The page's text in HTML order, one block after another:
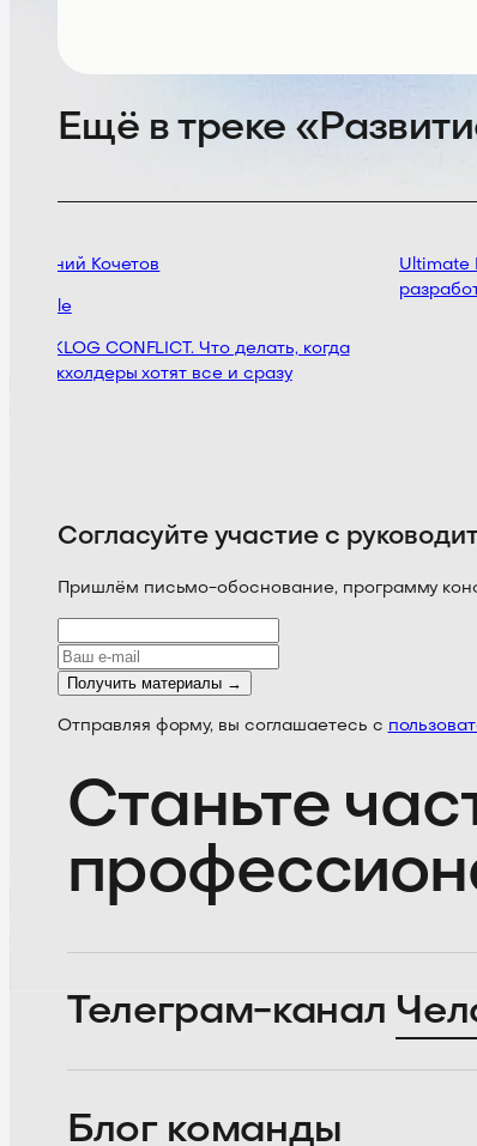
Ещё в треке
Евгений Кочетов
BACKLOG CONFLICT. Что делать, когда
стейкхолдеры хотят все и сразу
Ultimate
Согласуйте участие с
Пришлём письмо-обоснование, программу
Получить материалы →
Отправляя форму, вы соглашаетесь с
Станьте
Телеграм-канал
Блог команды